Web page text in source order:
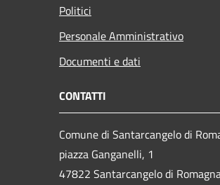
Politici
Personale Amministrativo
Documenti e dati
CONTATTI
Comune di Santarcangelo di
piazza Ganganelli, 1
47822 Santarcangelo di